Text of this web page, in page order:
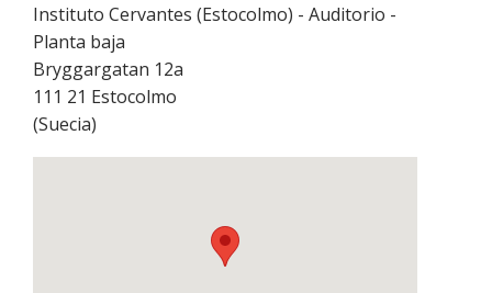
Instituto Cervantes (Estocolmo) - Auditorio -
Planta baja
Bryggargatan 12a
111 21 Estocolmo
(Suecia)